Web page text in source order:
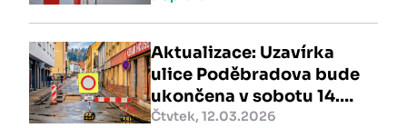
Aktualizace: Uzavírka
ulice Poděbradova bude
ukončena v sobotu 14.
března
Čtvtek, 12.03.2026